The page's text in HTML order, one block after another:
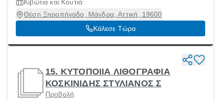
Κιβώτια και Κουτιά
Θέση Ξηροπήγαδο, Μάνδρα, Αττική, 19600
Κάλεσε Τώρα
15. ΚΥΤΟΠΟΙΙΑ ΛΙΘΟΓΡΑΦΙΑ
ΚΟΣΚΙΝΙΔΗΣ ΣΤΥΛΙΑΝΟΣ Σ
Προβολή